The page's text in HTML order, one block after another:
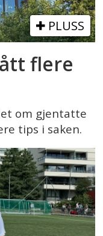
PLUSS
flere
om gjentatte
tips i saken.